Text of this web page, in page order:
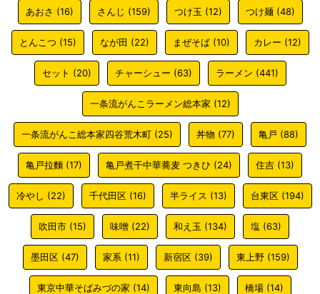
あおさ (16) さんじ (159) つけ玉 (12) つけ麺(48)
とんこつ (15) なが田 (22) まぜそば(10) カレー (12)
セット (20) チャーシュー (63) ラーメン (441)
一条流がんこラーメン総本家 (12)
一条流がんこ総本家四谷荒木町 (25) 丼物 (77) 亀戸 (88)
亀戸拉麵 (17) 亀戸煮干中華蕎麦 つきひ (24) 住吉 (13)
冷やし (22) 千代田区(16) 半ライス (13) 台東区(194)
吹田市 (15) 味噌 (22) 和え玉 (134) 塩 (63)
墨田区(47) 家系 (11) 新宿区(39) 東上野(159)
東京中華そばみづの家 (14) 東向島 (13) 橋場(14)